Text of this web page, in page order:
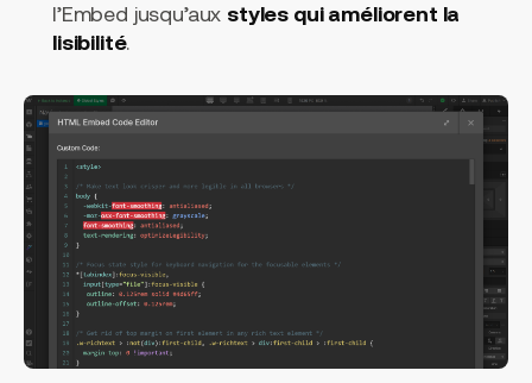
l’Embed jusqu’aux styles qui améliorent la
lisibilité.